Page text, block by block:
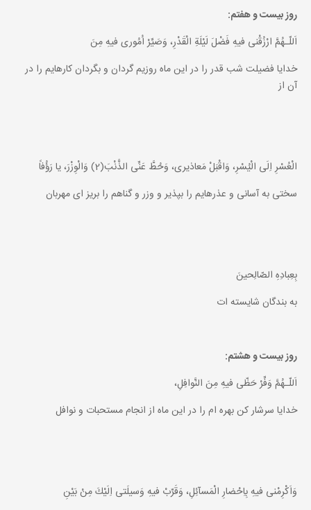
روز بيست و هفتم:
اَللّـهُمَّ ارْزُقْنى فيهِ فَضْلَ لَيْلَةِ الْقَدْرِ، وَصَيِّرْ اُمُورى فيهِ مِنَ
خدايا فضيلت شب قدر را در اين ماه روزيم گردان و بگردان كارهايم را در
آن از
الْعُسْرِ اِلَى الْيُسْرِ، وَاقْبَلْ مَعاذيرى، وَحُطَّ عَنِّى الذَّنْبَ(2) وَالْوِزْرَ، يا رَؤُفاً
سختى به آسانى و عذرهايم را بپذير و وزر و گناهم را بريز اى مهربان
بِعِبادِهِ الصّالِحينَ
به بندگان شايسته ات
روز بيست و هشتم:
اَللّـهُمَّ وَفِّرْ حَظّى فيهِ مِنَ النَّوافِلِ،
خدايا سرشار كن بهره ام را در اين ماه از انجام مستحبات و نوافل
وَاَكْرِمْنى فيهِ بِاِحْضارِ الْمَسآئِلِ، وَقَرِّبْ فيهِ وَسيلَتى اِلَيْكَ مِنْ بَيْنِ